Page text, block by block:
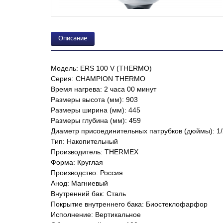
Описание
Модель: ERS 100 V (THERMO)
Серия: CHAMPION THERMO
Время нагрева: 2 часа 00 минут
Размеры высота (мм): 903
Размеры ширина (мм): 445
Размеры глубина (мм): 459
Диаметр присоединительных патрубков (дюймы):
Тип: Накопительный
Производитель: THERMEX
Форма: Круглая
Производство: Россия
Анод: Магниевый
Внутренний бак: Сталь
Покрытие внутреннего бака: Биостеклофарфор
Исполнение: Вертикальное